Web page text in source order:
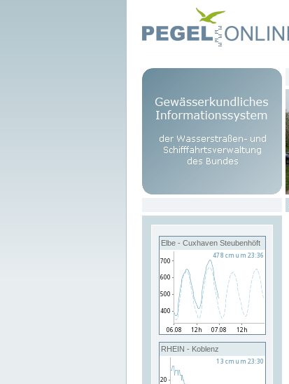
Elbe - Cuxhaven Steubenhöft
RHEIN - Koblenz